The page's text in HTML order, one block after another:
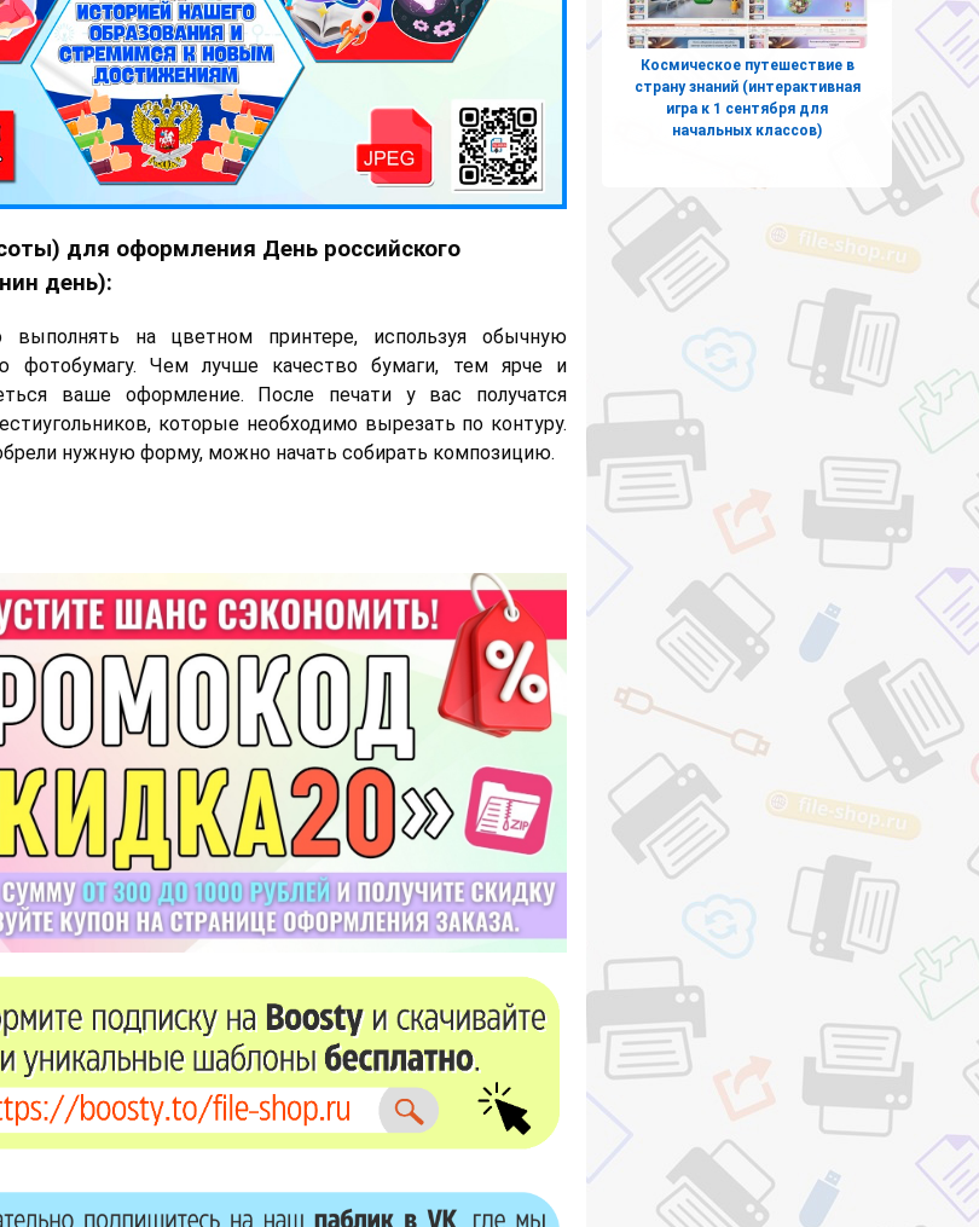
для оформления День российского
день):
выполнять на цветном принтере, используя обычную
фотобумагу. Чем лучше качество бумаги, тем ярче и
ваше оформление. После печати у вас получатся
которые необходимо вырезать по контуру.
нужную форму, можно начать собирать композицию.
Космическое путешествие в
страну знаний (интерактивная
игра к 1 сентября для
начальных классов)